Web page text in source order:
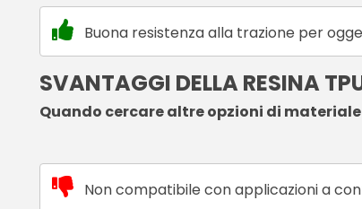
Buona resistenza alla trazione per
SVANTAGGI DELLA RESINA
Quando cercare altre opzioni di materiale
Non compatibile con applicazioni a